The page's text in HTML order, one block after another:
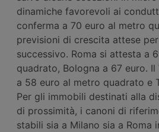
dinamiche favorevoli ai
conferma a 70 euro al metro
previsioni di crescita attese
successivo. Roma si attesta a
quadrato, Bologna a 67 euro.
a 58 euro al metro quadrato e
Per gli immobili destinati alla
di prossimità, i canoni di
stabili sia a Milano sia a Roma